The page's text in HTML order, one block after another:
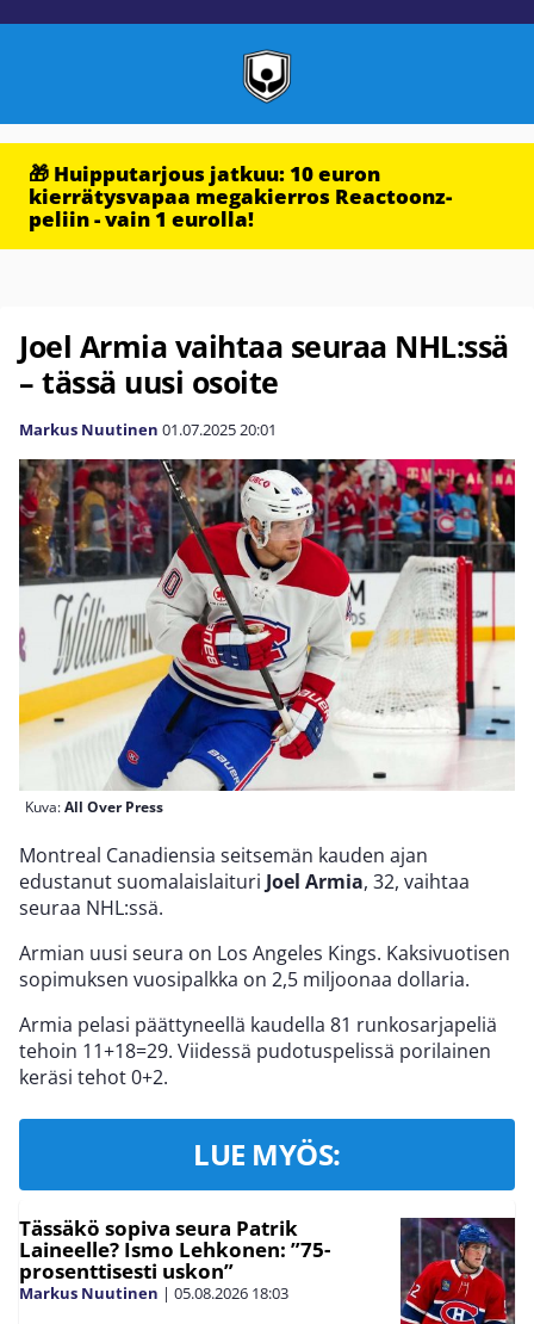
🎁 Huipputarjous jatkuu: 10 euron
kierrätysvapaa megakierros Reactoonz-
peliin - vain 1 eurolla!
Joel Armia vaihtaa seuraa NHL:ssä
– tässä uusi osoite
Markus Nuutinen 01.07.202520:01
Kuva:All Over Press
Montreal Canadiensia seitsemän kauden ajan
edustanut suomalaislaituri Joel Armia, 32, vaihtaa
seuraa NHL:ssä.
Armian uusi seura on Los Angeles Kings. Kaksivuotisen
sopimuksen vuosipalkka on 2,5 miljoonaa dollaria.
Armia pelasi päättyneellä kaudella 81 runkosarjapeliä
tehoin 11+18=29. Viidessä pudotuspelissä porilainen
keräsi tehot 0+2.
LUE MYÖS:
Tässäkö sopiva seura Patrik
Laineelle? Ismo Lehkonen: ”75-
prosenttisesti uskon”
Markus Nuutinen | 05.08.2026 18:03